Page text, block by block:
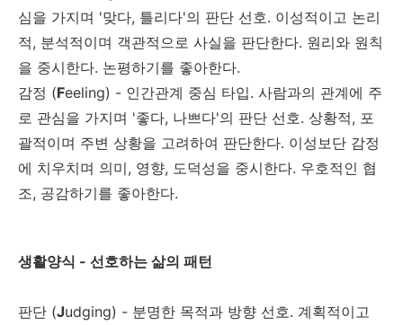
심을 가지며 '맞다, 틀리다'의 판단 선호. 이성적이고 논리
적, 분석적이며 객관적으로 사실을 판단한다. 원리와 원칙
을 중시한다. 논평하기를 좋아한다.
감정 (Feeling) - 인간관계 중심 타입. 사람과의 관계에 주
로 관심을 가지며 '좋다, 나쁘다'의 판단 선호. 상황적, 포
괄적이며 주변 상황을 고려하여 판단한다. 이성보단 감정
에 치우치며 의미, 영향, 도덕성을 중시한다. 우호적인 협
조, 공감하기를 좋아한다.
생활양식 - 선호하는 삶의 패턴
판단 (Judging) - 분명한 목적과 방향 선호. 계획적이고